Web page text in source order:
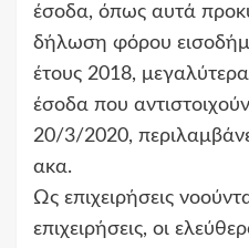
έσοδα, όπως αυτά
δήλωση φόρου
έτους 2018,
έσοδα που
20/3/2020,
ακα.
Ως επιχειρήσεις
επιχειρήσεις, οι